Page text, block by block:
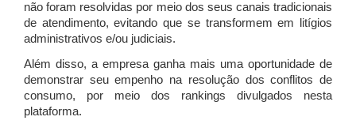
não foram resolvidas por meio dos seus canais tradicionais
de atendimento, evitando que se transformem em litígios
administrativos e/ou judiciais.
Além disso, a empresa ganha mais uma oportunidade de
demonstrar seu empenho na resolução dos conflitos de
consumo, por meio dos rankings divulgados nesta
plataforma.